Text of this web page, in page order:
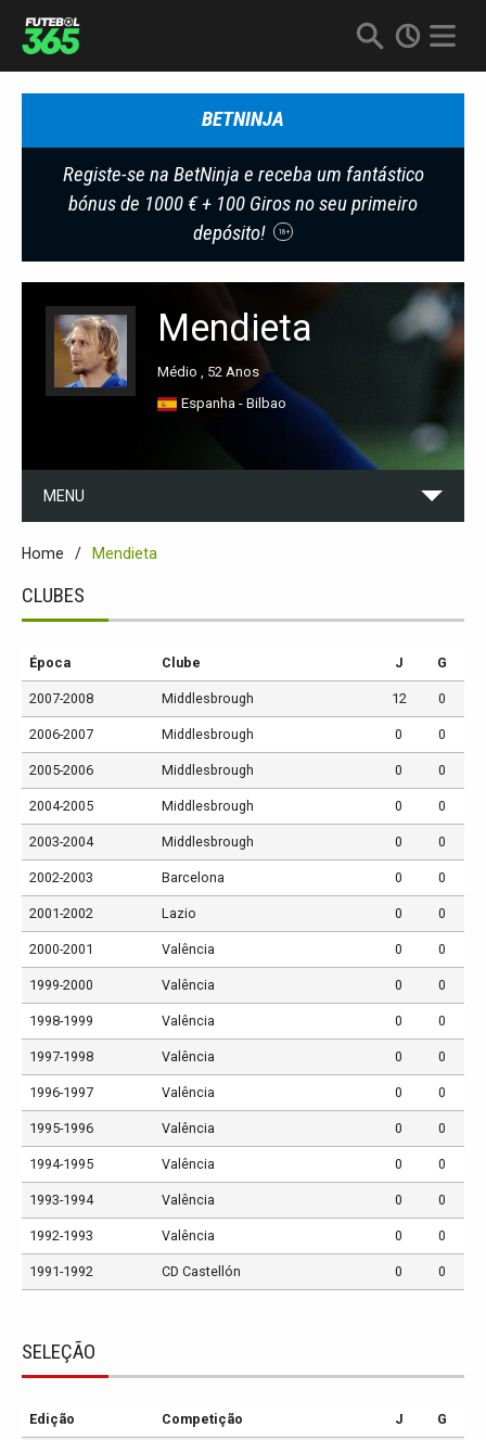
BETNINJA
Registe-se na BetNinja e receba um fantástico
bónus de 1000 € + 100 Giros no seu primeiro
depósito!
18+
Mendieta
Médio , 52 Anos
Espanha - Bilbao
MENU
Home Mendieta
CLUBES
Época Clube J G
2007-2008 Middlesbrough 12 0
2006-2007 Middlesbrough 0 0
2005-2006 Middlesbrough 0 0
2004-2005 Middlesbrough 0 0
2003-2004 Middlesbrough 0 0
2002-2003 Barcelona 0 0
2001-2002 Lazio 0 0
2000-2001 Valência 0 0
1999-2000 Valência 0 0
1998-1999 Valência 0 0
1997-1998 Valência 0 0
1996-1997 Valência 0 0
1995-1996 Valência 0 0
1994-1995 Valência 0 0
1993-1994 Valência 0 0
1992-1993 Valência 0 0
1991-1992 CD Castellón 0 0
SELEÇÃO
Edição Competição J G